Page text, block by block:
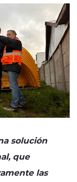
solución
que
las